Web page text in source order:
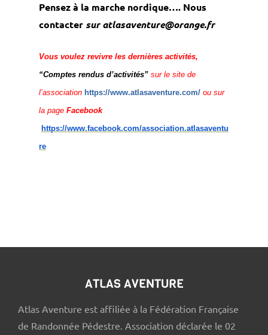
Pensez à la marche nordique…. Nous
contacter sur atlasaventure@orange.fr
Vous voulez revivre les dernières activités,
“Comptes rendus d’activités” sur le site de
l’association https://www.atlasaventure.com/ ou sur
la page Facebook
https://www.facebook.com/association.atlasaventu
re
ATLAS AVENTURE
Atlas Aventure est affiliée à la Fédération Française
de Randonnée Pédestre. Association déclarée le 02